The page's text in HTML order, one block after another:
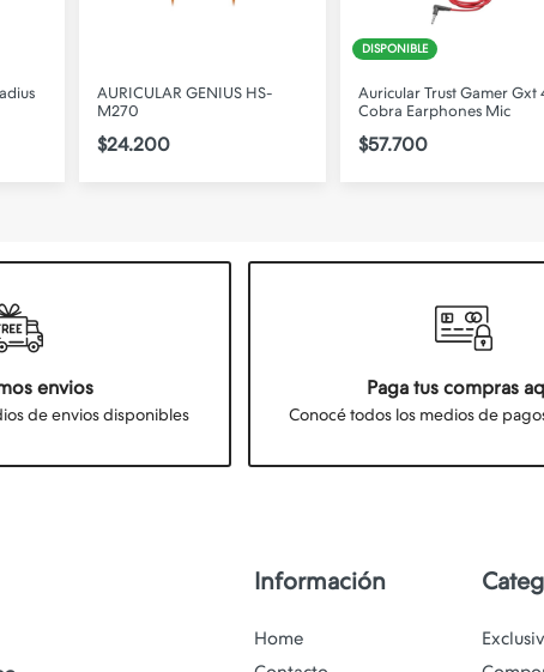
AURICULAR GENIUS HS-
M270
$24.200
DISPONIBLE
Auricular Trust Gamer Gxt
Cobra Earphones Mic
$57.700
envios
de envios disponibles
Paga tus compras
Conocé todos los medios de
Información
Home